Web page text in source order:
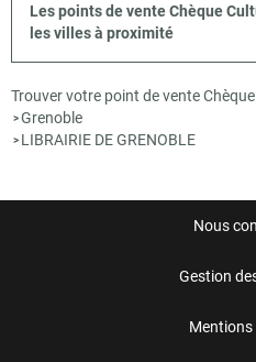
Les points de vente Chèque
les villes à proximité
Trouver votre point de vente
>Grenoble
> LIBRAIRIE DE GRENOBLE
Nous
Gestion
Mentions